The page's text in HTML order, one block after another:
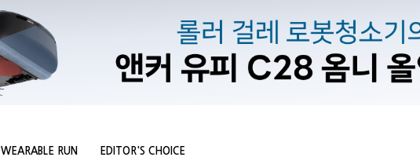
WEARABLE RUN EDITOR'S CHOICE